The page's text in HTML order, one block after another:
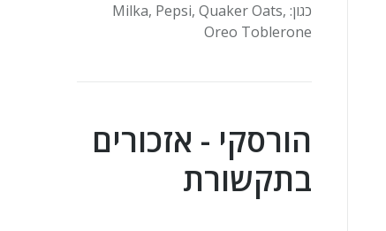
כגון: Milka, Pepsi, Quaker Oats,
Oreo Toblerone
הורסקי - אזכורים
בתקשורת